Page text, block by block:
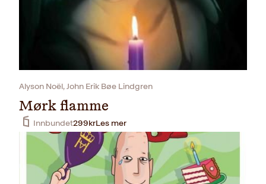
Alyson Noël, John Erik Bøe Lindgren
Mørk flamme
Innbundet299krLes mer